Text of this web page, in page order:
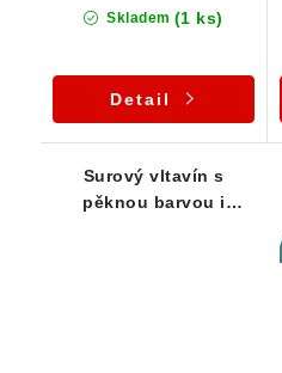
Skladem (1 ks)
Detail
Surový vltavín s
pěknou barvou i